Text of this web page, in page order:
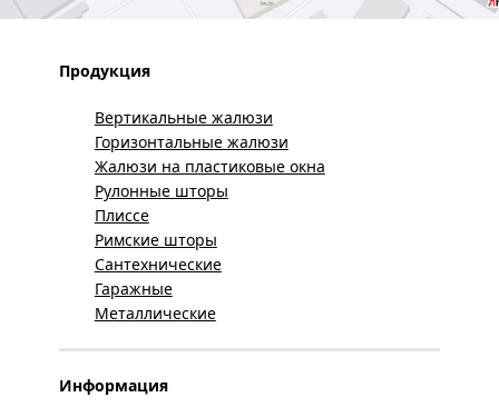
Продукция
Вертикальные жалюзи
Горизонтальные жалюзи
Жалюзи на пластиковые окна
Рулонные шторы
Плиссе
Римские шторы
Сантехнические
Гаражные
Металлические
Информация